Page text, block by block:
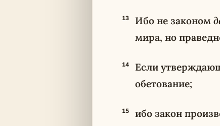
13 Ибо не законом
мира, но
14
Если
обетование;
15 ибо закон